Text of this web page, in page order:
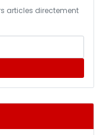
articles directement